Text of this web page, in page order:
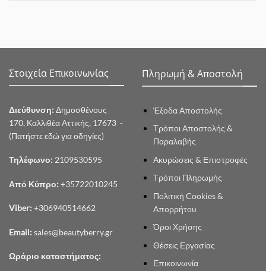
Στοιχεία Επικοινωνίας
Διεύθυνση: Δημοσθένους
170, Καλλιθέα Αττικής, 17673 -
(Πατήστε εδώ για οδηγίες)
Τηλέφωνο: 2109530595
Από Κύπρο: +35722010245
Viber: +306940514662
Email: sales@beautyberry.gr
Ωράριο καταστήματος:
Πληρωμή & Αποστολή
Έξοδα Αποστολής
Τρόποι Αποστολής &
Παραλαβής
Ακυρώσεις & Επιστροφές
Τρόποι Πληρωμής
Πολιτική Cookies &
Απορρήτου
Όροι Χρήσης
Θέσεις Εργασίας
Επικοινωνία